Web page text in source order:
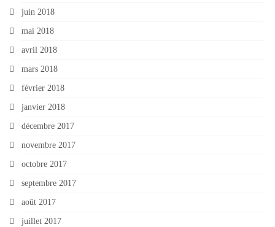
juin 2018
mai 2018
avril 2018
mars 2018
février 2018
janvier 2018
décembre 2017
novembre 2017
octobre 2017
septembre 2017
août 2017
juillet 2017